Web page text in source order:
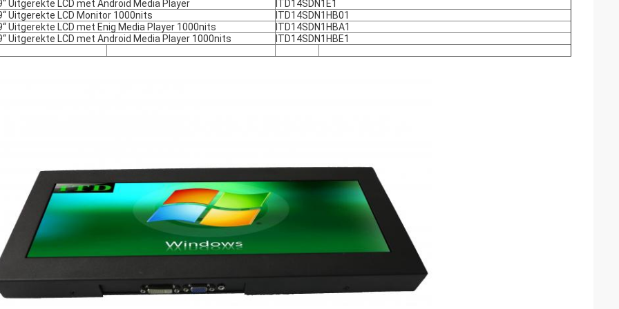
Uitgerekte LCD met Android Media Player
ITD14SDN1E1
Uitgerekte LCD Monitor 1000nits
ITD14SDN1HB01
Uitgerekte LCD met Enig Media Player 1000nits
ITD14SDN1HBA1
Uitgerekte LCD met Android Media Player 1000nits
ITD14SDN1HBE1